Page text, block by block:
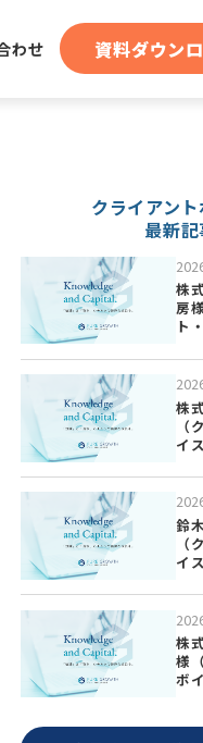
わせ 資料ダウン
クライアン
最新記
株
房
ト
株
（
イ
鈴
（
イ
株
様
ボ